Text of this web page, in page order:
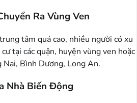
Ra Vùng Ven
tâm quá cao, nhiều người có xu
tại các quận, huyện vùng ven hoặc
Bình Dương, Long An.
Nhà Biến Động